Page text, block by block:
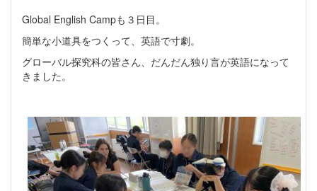
Global English Campも３日目。
簡単な小道具をつくって、英語で寸劇。
グローバル探究科の皆さん、だんだん独り言が英語になって
きました。